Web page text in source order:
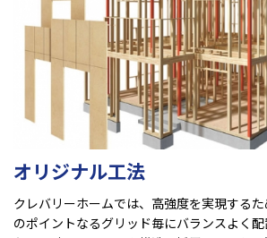
オリジナル工法
クレバリーホームでは、高強度を実現する
のポイントなるグリッド毎にバランスよく